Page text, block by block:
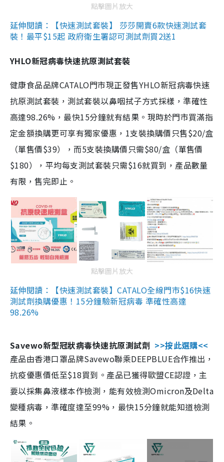
點擊圖片放大
延伸閱讀：【快速測試套裝】 莎莎開賣6款快速測試套
裝！最平$15起 政府衛生署認可測試劑買2送1
YHLO新冠病毒快速抗原測試套裝
健康食品品牌CATALO門市現正發售YHLO新冠病毒快速
抗原測試套裝，測試套裝以鼻咽拭子方式採樣，準確性
高達98.26%，最快15分鐘就有結果。現時於門市買滿指
定金額換購更可享有獨家優惠，1支裝換購價只售$20/盒
（單售價$39），而5支裝換購價只需$80/盒（單售價
$180），平均每支測試套裝只需$16就買到，產品數量
有限，售完即止。
點擊圖片放大
延伸閱讀：【快速測試套裝】CATALO全線門市$16快速
測試劑換購優惠！15分鐘驗新冠病毒 準確性高達
98.26%
Savewo新型冠狀病毒快速抗原測試劑 >>按此選購<<
產品由香港口罩品牌Savewo聯乘DEEPBLUE合作推出，
抗疫優惠價低至$18買到。產品已獲得歐盟CE認證，主
要以採集鼻液樣本作檢測，能有效檢測Omicron及Delta
變種病毒，準確度達至99%，最快15分鐘就能知道檢測
結果。